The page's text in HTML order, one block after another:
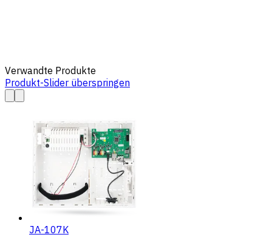
Verwandte Produkte
Produkt-Slider überspringen
JA-107K